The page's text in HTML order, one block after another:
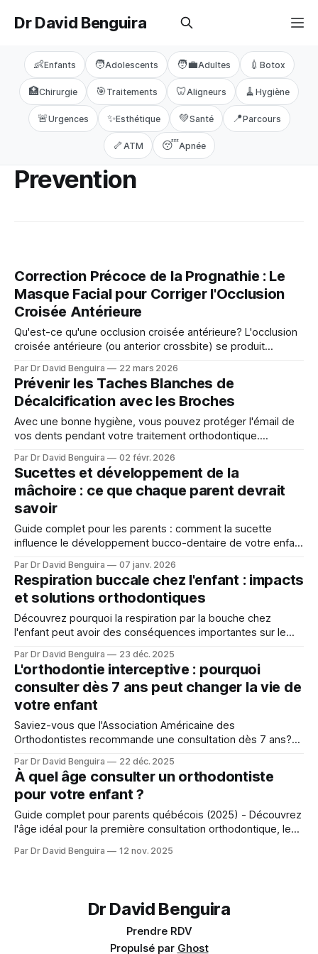
Dr David Benguira
👶Enfants 🧑Adolescents 🧑‍💼Adultes 💉 Botox
🏥Chirurgie 🎯 Traitements 🦷 Aligneurs 🧹 Hygiène
🚨Urgences ✨Esthétique 💚Santé 📍Parcours
🦴 ATM 😴Apnée
Prevention
Correction Précoce de la Prognathie : Le
Masque Facial pour Corriger l'Occlusion
Croisée Antérieure
Qu'est-ce qu'une occlusion croisée antérieure? L'occlusion
croisée antérieure (ou anterior crossbite) se produit
les dents inférieures — l'inverse de la position normale.
Quand l'ensemble de l'arcade supérieure se retrouve en
Par Dr David Benguira 22 mars 2026
Prévenir les Taches Blanches de
Décalcification avec les Broches
Avec une bonne hygiène, vous pouvez protéger l'émail de
vos dents pendant votre traitement orthodontique.
Par Dr David Benguira 02 févr. 2026
Sucettes et développement de la
mâchoire : ce que chaque parent devrait
savoir
Guide complet pour les parents : comment la sucette
influence le développement bucco-dentaire de votre enfant
Par Dr David Benguira 07 janv. 2026
Respiration buccale chez l'enfant : impacts
et solutions orthodontiques
Découvrez pourquoi la respiration par la bouche chez
l'enfant peut avoir des conséquences importantes sur le
Par Dr David Benguira 23 déc. 2025
L'orthodontie interceptive : pourquoi
consulter dès 7 ans peut changer la vie de
votre enfant
Saviez-vous que l'Association Américaine des
Orthodontistes recommande une consultation dès 7 ans?
toute la différence pour le sourire de votre enfant.
Par Dr David Benguira 22 déc. 2025
À quel âge consulter un orthodontiste
pour votre enfant ?
Guide complet pour parents québécois (2025) - Découvrez
l'âge idéal pour la première consultation orthodontique, les
Par Dr David Benguira 12 nov. 2025
Dr David Benguira
Prendre RDV
Propulsé par Ghost